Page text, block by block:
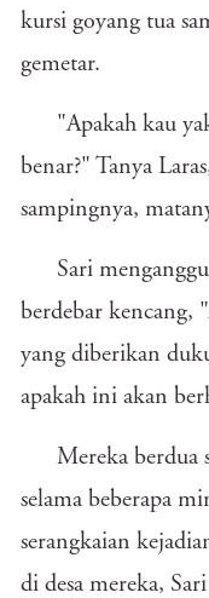
kursi goyang tua
gemetar.
"Apakah kau
benar?" Tanya
sampingnya,
Sari
berdebar kencang,
yang diberikan
apakah ini akan
Mereka berdua
selama beberapa
serangkaian
di desa mereka,